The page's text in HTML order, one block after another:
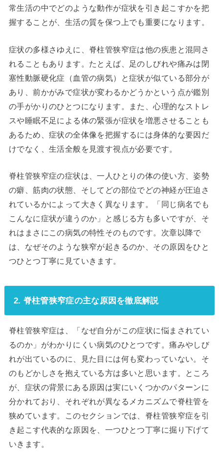
常生活の中でどのような動作が症状を引き起こすかを把
握することが、生活の質を保つ上でも重要になります。
症状の多様さゆえに、脊柱管狭窄症は他の疾患と混同さ
れることもあります。たとえば、足のしびれや痛みは閉
塞性動脈硬化症（血管の病気）と症状が似ている部分が
あり、前かがみで症状が変わるかどうかという点が鑑別
の手がかりのひとつになります。また、心理的なストレ
スや睡眠不足による体の緊張が症状を増悪させることも
あるため、症状の全体像を把握するには身体的な要因だ
けでなく、生活全般を見渡す視点が必要です。
脊柱管狭窄症の症状は、一人ひとりの体の使い方、姿勢
の癖、筋肉の状態、そしてどの部位でどの神経が圧迫さ
れているかによって大きく異なります。「同じ病名でも
こんなに症状が違うのか」と感じる方も多いですが、そ
れはまさにこの病気の特性そのものです。次章以降で
は、なぜそのような狭窄が起きるのか、その原因をひと
つひとつ丁寧に見ていきます。
2. 脊柱管狭窄症の主な原因を徹底解説
脊柱管狭窄症は、「なぜ自分がこの症状に悩まされてい
るのか」がわかりにくい病気のひとつです。痛みやしび
れが出ているのに、見た目には何も変わっていない。そ
のもどかしさを抱えている方は多いと思います。ところ
が、症状の背景にある原因は実にいくつかのパターンに
分かれており、それぞれが異なるメカニズムで脊柱管を
狭めています。このセクションでは、脊柱管狭窄症を引
き起こす代表的な原因を、一つひとつ丁寧に掘り下げて
いきます。